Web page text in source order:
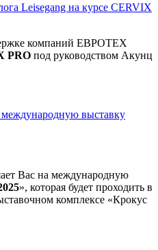
Leisegang на курсе CERVIX
компаний ЕВРОТЕХ
PRO под руководством Акунц
выставку
Вас на международную
», которая будет проходить в
комплексе «Крокус